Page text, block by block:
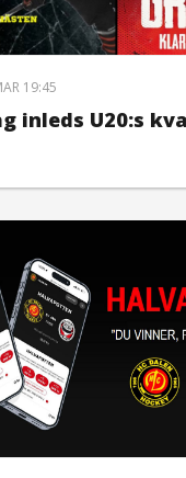
19:45
inleds U20:s